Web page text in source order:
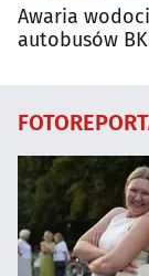
Awaria
autobusów